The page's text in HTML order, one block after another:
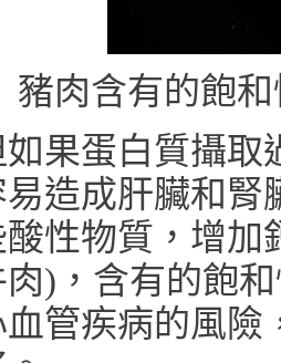
豬肉含有的飽
蛋白質攝取
造成肝臟和腎
酸性物質，增加
肉)，含有的飽
血管疾病的風